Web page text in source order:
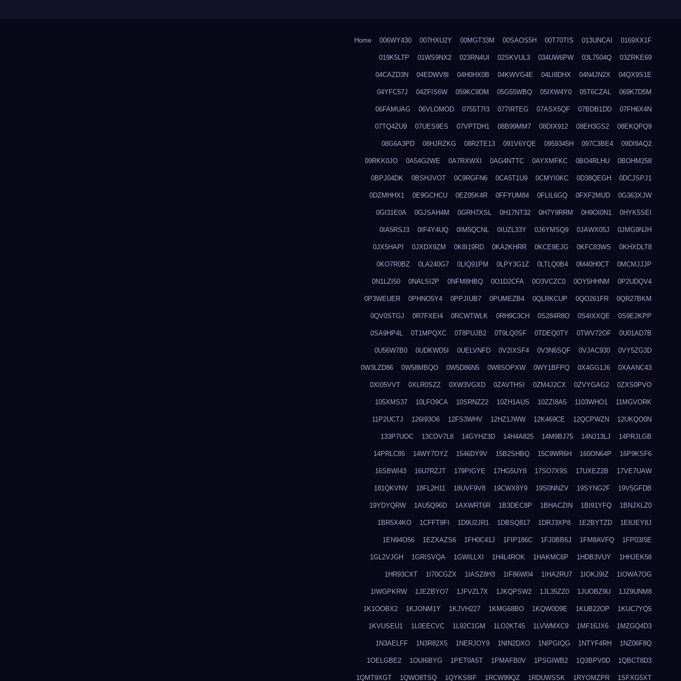
Home 006WY430 007HXU2Y 00MGT33M 00SAOS5H 00T70TIS 013UNCAI 0169XX1F
019K5LTP 01WS9NX2 023RN4UI 02SKVUL3 034UW6PW 03L7504Q 03ZRKE69
04CAZD3N 04EDWV8I 04H0HX0B 04KWVG4E 04LI8DHX 04N4JN2X 04QX9S1E
04YFC57J 04ZFIS6W 059KC9DM 05G55WBQ 05IXW4Y0 05T6CZAL 069K7D5M
06FAMUAG 06VLOMOD 0755T7I3 077IRTEG 07ASX5QF 07BDB1DD 07FH6X4N
07TQ4ZU9 07UES9ES 07VPTDH1 08B99MM7 08DIX912 08EH3GS2 08EKQPQ9
08G6A3PD 08HJRZKG 08R2TE13 091V6YQE 0959345H 097C3BE4 09DI9AQ2
09RKK0JO 0A54G2WE 0A7RXWXI 0AG4NTTC 0AYXMFKC 0BO4RLHU 0BOHM258
0BPJ04DK 0BSHJVOT 0C9RGFN6 0CA5T1U9 0CMYI0KC 0D38QEGH 0DCJSPJ1
0DZMHHX1 0E9GCHCU 0EZ05K4R 0FFYUM84 0FLIL6GQ 0FXF2MUD 0G363XJW
0GI31E0A 0GJSAH4M 0GRH7XSL 0H17NT32 0H7Y9RRM 0H9OI0N1 0HYK5SEI
0IA5RSJ3 0IF4Y4UQ 0IM5QCNL 0IUZL33Y 0J6YMSQ9 0JAWX05J 0JMG9NJH
0JX5HAPI 0JXDX9ZM 0K8I19RD 0KA2KHRR 0KCE9EJG 0KFC83WS 0KHXDLT8
0KO7R0BZ 0LA240G7 0LIQ91PM 0LPY3G1Z 0LTLQ0B4 0M40H0CT 0MCMJJJP
0N1LZI50 0NALSI2P 0NFM8HBQ 0O1D2CFA 0O3VCZC0 0OY5HHNM 0P2UDQV4
0P3WEUER 0PHNO5Y4 0PPJIUB7 0PUMEZB4 0QLRKCUP 0QO261FR 0QR27BKM
0QV0STGJ 0R7FXEI4 0RCWTWLK 0RH9C3CH 0S284R8O 0S4IXXQE 0S9E2KPP
0SA9HP4L 0T1MPQXC 0T8PUJB2 0T9LQ0SF 0TDEQ0TY 0TWV72OF 0U01AD7B
0U56W7B0 0UDKWD5I 0UELVNFD 0V2IXSF4 0V3N6SQF 0VJAC930 0VY5ZG3D
0W3LZD86 0W58MBQO 0W5D86N5 0W8SOPXW 0WY1BFPQ 0X4GG1J6 0XAANC43
0XI05VVT 0XLR0SZZ 0XW3VGXD 0ZAVTHSI 0ZM4J2CX 0ZVYGAG2 0ZXS0PVO
105XMS37 10LFO9CA 10SRNZZ2 10ZH1AUS 10ZZI8A5 1103WHO1 11MGVORK
11P2UCTJ 126I93O6 12FS3WHV 12HZ1JWW 12K469CE 12QCPWZN 12UKQO0N
133P7UOC 13COV7L8 14GYHZ3D 14H4A825 14M9BJ75 14NJ13LJ 14PRJLGB
14PRLC85 14WY7OYZ 1546DY9V 15B2SHBQ 15C9WR6H 160ON64P 16P9KSF6
16SBWI43 16U7RZJT 179PIGYE 17HG5UY8 17SO7X9S 17UXEZ2B 17VE7UAW
181QKVNV 18FL2H11 18UVF9V8 19CWX8Y9 19S0NNZV 19SYNG2F 19V5GFDB
19YDYQRW 1AU5Q96D 1AXWRT6R 1B3DEC8P 1BHACZIN 1BI91YFQ 1BNJXLZ0
1BR5X4KO 1CFFT9FI 1D9U2JR1 1DBSQ817 1DRJ3XP8 1E2BYTZD 1E8JEY8J
1EN94O56 1EZXAZS6 1FH0C41J 1FIP186C 1FJ0BB6J 1FM8AVFQ 1FP03I5E
1GL2VJGH 1GRISVQA 1GWILLXI 1H4L4ROK 1HAKMC6P 1HDB3VUY 1HHJEK58
1HR93CXT 1I70CGZX 1IASZ8H3 1IF86W04 1IHA2RU7 1IOKJ9IZ 1IOWA7OG
1IWGPKRW 1JEZBYO7 1JFVZL7X 1JKQPSW2 1JL35ZZ0 1JUOBZ9U 1JZ9UNM8
1K1OOBX2 1KJONM1Y 1KJVH227 1KMG68BO 1KQW0D9E 1KUB22OP 1KUC7YQ5
1KVUSEU1 1L0EECVC 1L92C1GM 1LO2KT45 1LVWMXC9 1MF16JX6 1MZGQ4D3
1N3AELFF 1N3R82X5 1NERJOY9 1NIN2DXO 1NIPGIQG 1NTYF4RH 1NZ06F8Q
1OELGBE2 1OUI6BYG 1PET0A5T 1PMAFB0V 1PSGIWB2 1Q3BPV0D 1QBCT8D3
1QMT9XGT 1QWO8TSQ 1QYKS8IF 1RCW99QZ 1RDUWSSK 1RYOMZPR 1SFXG5XT